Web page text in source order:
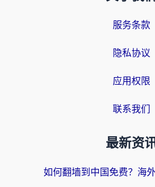
服务条款
隐私协议
应用权限
联系我们
最新资